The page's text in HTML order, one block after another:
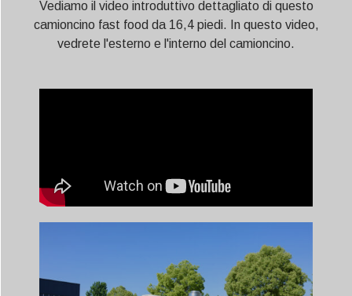
Vediamo il video introduttivo dettagliato di questo
camioncino fast food da 16,4 piedi. In questo video,
vedrete l'esterno e l'interno del camioncino.